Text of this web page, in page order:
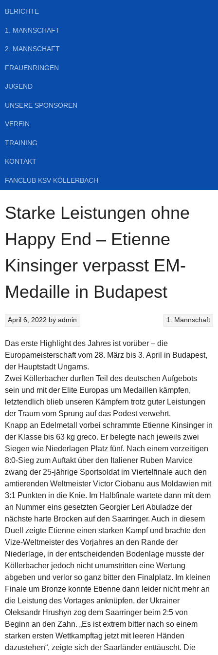
BERICHTE
1. MANNSCHAFT
2. MANNSCHAFT
FRAUENRINGEN
JUGEND
UNSERE SPONSOREN
VEREIN
TRAINING
KONTAKT
FANCLUB KSV KÖLLERBACH
Starke Leistungen ohne
Happy End – Etienne
Kinsinger verpasst EM-
Medaille in Budapest
1. Mannschaft
April 6, 2022 byadmin
Das erste Highlight des Jahres ist vorüber – die
Europameisterschaft vom 28. März bis 3. April in Budapest,
der Hauptstadt Ungarns.
Zwei Köllerbacher durften Teil des deutschen Aufgebots
sein und mit der Elite Europas um Medaillen kämpfen,
letztendlich blieb unseren Kämpfern trotz guter Leistungen
der Traum vom Sprung auf das Podest verwehrt.
Knapp an Edelmetall vorbei schrammte Etienne Kinsinger in
der Klasse bis 63 kg greco. Er belegte nach jeweils zwei
Siegen wie Niederlagen Platz fünf. Nach einem vorzeitigen
8:0-Sieg zum Auftakt über den Italiener Ruben Marvice
zwang der 25-jährige Sportsoldat im Viertelfinale auch den
amtierenden Weltmeister Victor Ciobanu aus Moldawien mit
3:1 Punkten in die Knie. Im Halbfinale wartete dann mit dem
an Nummer eins gesetzten Georgier Leri Abuladze der
nächste harte Brocken auf den Saarringer. Auch in diesem
Duell zeigte Etienne einen starken Kampf und brachte den
Vize-Weltmeister des Vorjahres an den Rande der
Niederlage, in der entscheidenden Bodenlage musste der
Köllerbacher jedoch nicht unumstritten eine Wertung
abgeben und verlor so ganz bitter den Finalplatz. Im kleinen
Finale um Bronze konnte Etienne dann leider nicht mehr an
die Leistung des Vortages anknüpfen, der Ukrainer
Oleksandr Hrushyn zog dem Saarringer beim 2:5 von
Beginn an den Zahn. „Es ist extrem bitter nach so einem
starken ersten Wettkampftag jetzt mit leeren Händen
dazustehen“, zeigte sich der Saarländer enttäuscht. Die